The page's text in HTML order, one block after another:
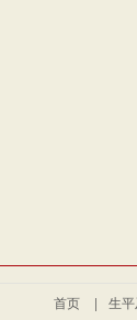
首页 | 生